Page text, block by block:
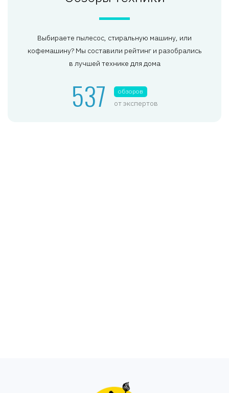
Выбираете пылесос, стиральную машину, или
кофемашину? Мы составили рейтинг и разобрались
в лучшей технике для дома
537 обзоров
от экспертов